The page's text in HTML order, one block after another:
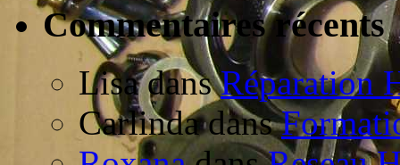
Commentaires récents
Lisa dansRéparation
Carlinda dans